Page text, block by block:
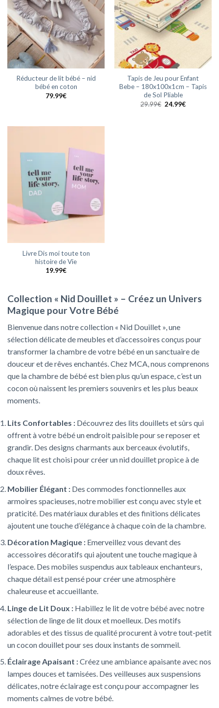
Réducteur de lit bébé – nid
bébé en coton
79.99€
Tapis de Jeu pour Enfant
Bebe – 180x100x1cm – Tapis
de Sol Pliable
29.99€ Le
24.99€Le
Livre Dis moi toute ton
histoire de Vie
19.99€
Collection « Nid Douillet » – Créez un Univers
Magique pour Votre Bébé
Bienvenue dans notre collection « Nid Douillet », une
sélection délicate de meubles et d’accessoires conçus pour
transformer la chambre de votre bébé en un sanctuaire de
douceur et de rêves enchantés. Chez MCA, nous comprenons
que la chambre de bébé est bien plus qu’un espace, c’est un
cocon où naissent les premiers souvenirs et les plus beaux
moments.
Lits Confortables : Découvrez des lits douillets et sûrs qui
offrent à votre bébé un endroit paisible pour se reposer et
grandir. Des designs charmants aux berceaux évolutifs,
chaque lit est choisi pour créer un nid douillet propice à de
doux rêves.
Mobilier Élégant : Des commodes fonctionnelles aux
armoires spacieuses, notre mobilier est conçu avec style et
praticité. Des matériaux durables et des finitions délicates
ajoutent une touche d’élégance à chaque coin de la chambre.
Décoration Magique : Emerveillez vous devant des
accessoires décoratifs qui ajoutent une touche magique à
l’espace. Des mobiles suspendus aux tableaux enchanteurs,
chaque détail est pensé pour créer une atmosphère
chaleureuse et accueillante.
Linge de Lit Doux : Habillez le lit de votre bébé avec notre
sélection de linge de lit doux et moelleux. Des motifs
adorables et des tissus de qualité procurent à votre tout-petit
un cocon douillet pour ses doux instants de sommeil.
Éclairage Apaisant :Créez une ambiance apaisante avec nos
lampes douces et tamisées. Des veilleuses aux suspensions
délicates, notre éclairage est conçu pour accompagner les
moments calmes de votre bébé.